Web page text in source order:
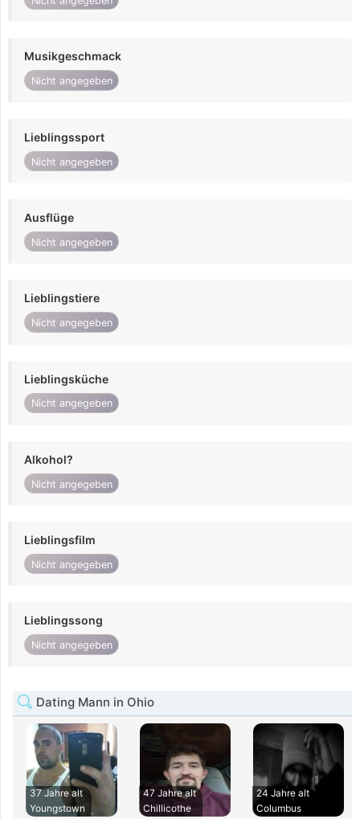
Musikgeschmack
Nicht angegeben
Lieblingssport
Nicht angegeben
Ausflüge
Nicht angegeben
Lieblingstiere
Nicht angegeben
Lieblingsküche
Nicht angegeben
Alkohol?
Nicht angegeben
Lieblingsfilm
Nicht angegeben
Lieblingssong
Nicht angegeben
Dating Mann in Ohio
37 Jahre alt
Youngstown
47 Jahre alt
Chillicothe
24 Jahre alt
Columbus